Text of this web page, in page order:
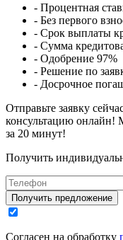
- Процентная
- Без первого
- Срок выплаты
- Сумма
- Одобрение 97%
- Решение по
- Досрочное
Отправьте заявку
консультацию онлайн!
за 20 минут!
Получить
Получить предложение
Согласен на обработку